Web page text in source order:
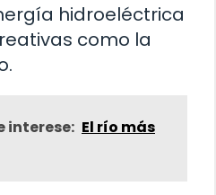
hidroeléctrica
como la
interese: El río más